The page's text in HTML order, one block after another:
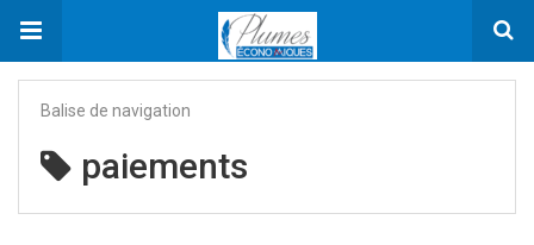
Balise de navigation
paiements